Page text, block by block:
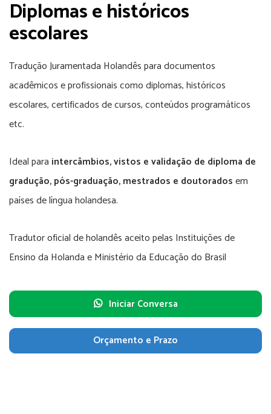
Diplomas e históricos
escolares
Tradução Juramentada Holandês para documentos
acadêmicos e profissionais como diplomas, históricos
escolares, certificados de cursos, conteúdos programáticos
etc.
Ideal para intercâmbios, vistos e validação de diploma de
gradução, pós-graduação, mestrados e doutoradosem
países de língua holandesa.
Tradutor oficial de holandês aceito pelas Instituições de
Ensino da Holanda e Ministério da Educação do Brasil
Iniciar Conversa
Orçamento e Prazo